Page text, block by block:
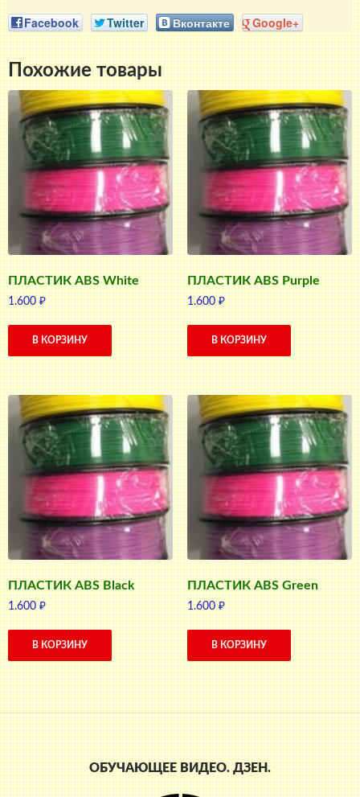
Facebook Twitter Вконтакте Google+
Похожие товары
ПЛАСТИК ABS White
1.600₽
В КОРЗИНУ
ПЛАСТИК ABS Purple
1.600₽
В КОРЗИНУ
ПЛАСТИК ABS Black
1.600₽
В КОРЗИНУ
ПЛАСТИК ABS Green
1.600₽
В КОРЗИНУ
ОБУЧАЮЩЕЕ ВИДЕО. ДЗЕН.